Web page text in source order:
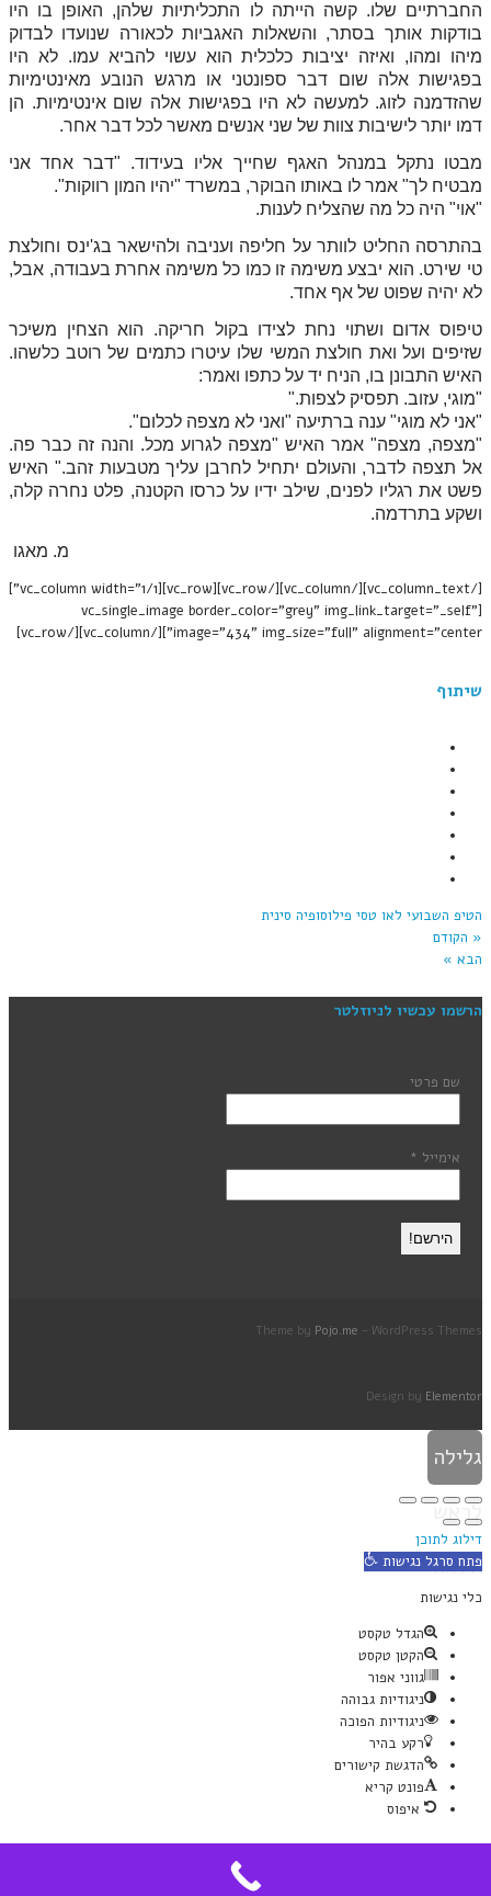
החברתיים שלו. קשה הייתה לו התכליתיות שלהן, האופן בו היו
בודקות אותך בסתר, והשאלות האגביות לכאורה שנועדו לבדוק
מיהו ומהו, ואיזה יציבות כלכלית הוא עשוי להביא עמו. לא היו
בפגישות אלה שום דבר ספונטני או מרגש הנובע מאינטימיות
שהזדמנה לזוג. למעשה לא היו בפגישות אלה שום אינטימיות. הן
דמו יותר לישיבות צוות של שני אנשים מאשר לכל דבר אחר.
מבטו נתקל במנהל האגף שחייך אליו בעידוד. "דבר אחד אני
מבטיח לך" אמר לו באותו הבוקר, במשרד "יהיו המון רווקות".
"אוי" היה כל מה שהצליח לענות.
בהתרסה החליט לוותר על חליפה ועניבה ולהישאר בג'ינס וחולצת
טי שירט. הוא יבצע משימה זו כמו כל משימה אחרת בעבודה, אבל,
לא יהיה שפוט של אף אחד.
טיפוס אדום ושתוי נחת לצידו בקול חריקה. הוא הצחין משיכר
שזיפים ועל ואת חולצת המשי שלו עיטרו כתמים של רוטב כלשהו.
האיש התבונן בו, הניח יד על כתפו ואמר:
"מוגי, עזוב. תפסיק לצפות."
"אני לא מוגי" ענה ברתיעה "ואני לא מצפה לכלום".
"מצפה, מצפה" אמר האיש "מצפה לגרוע מכל. והנה זה כבר פה.
אל תצפה לדבר, והעולם יתחיל לחרבן עליך מטבעות זהב." האיש
פשט את רגליו לפנים, שילב ידיו על כרסו הקטנה, פלט נחרה קלה,
ושקע בתרדמה.
מ. מאגו
[/vc_column_text][/vc_column][/vc_row][vc_row][vc_column width="1/1"]
[vc_single_image border_color="grey" img_link_target="_self"
image="434" img_size="full" alignment="center"][/vc_column][/vc_row]
שיתוף
הטיפ השבועי לאו טסי פילוסופיה סינית
« הקודם
הבא »
הרשמו עכשיו לניוזלטר
שם פרטי
אימייל *
Theme by Pojo.me - WordPress Themes
Design by Elementor
גלילה
לראש
העמוד
דילוג לתוכן
פתח סרגל נגישות
כלי נגישות
הגדל טקסט
הקטן טקסט
גווני אפור
ניגודיות גבוהה
ניגודיות הפוכה
רקע בהיר
הדגשת קישורים
פונט קריא
איפוס